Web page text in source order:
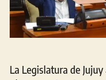
La Legislatura de